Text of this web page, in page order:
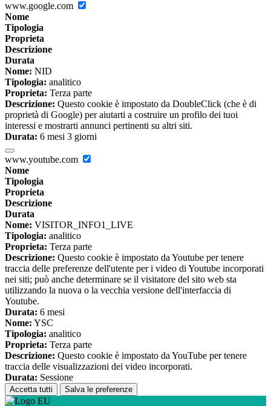
www.google.com
Nome
Tipologia
Proprieta
Descrizione
Durata
Nome: NID
Tipologia: analitico
Proprieta: Terza parte
Descrizione: Questo cookie è impostato da DoubleClick (che è di
proprietà di Google) per aiutarti a costruire un profilo dei tuoi
interessi e mostrarti annunci pertinenti su altri siti.
Durata: 6 mesi 3 giorni
www.youtube.com
Nome
Tipologia
Proprieta
Descrizione
Durata
Nome: VISITOR_INFO1_LIVE
Tipologia: analitico
Proprieta: Terza parte
Descrizione: Questo cookie è impostato da Youtube per tenere
traccia delle preferenze dell'utente per i video di Youtube incorporati
nei siti; può anche determinare se il visitatore del sito web sta
utilizzando la nuova o la vecchia versione dell'interfaccia di
Youtube.
Durata: 6 mesi
Nome: YSC
Tipologia: analitico
Proprieta: Terza parte
Descrizione: Questo cookie è impostato da YouTube per tenere
traccia delle visualizzazioni dei video incorporati.
Durata: Sessione
Accetta tutti Salva le preferenze